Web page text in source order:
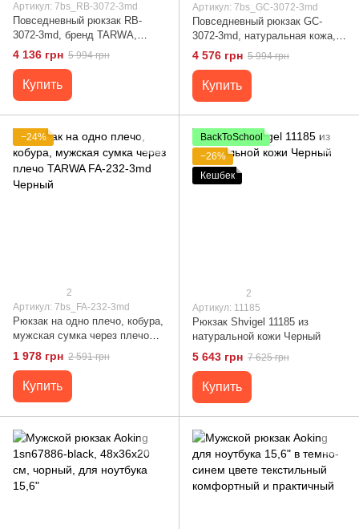
Артикул: 7bs_RB-3072-3md
Повседневный рюкзак RB-
3072-3md, бренд TARWA,
натуральная кожа Crazy Horse
Коричневый
4 136 грн 5 994 грн
Купить
Артикул: 7bs_GC-3072-3md
Повседневный рюкзак GC-
3072-3md, натуральная кожа,
бренд TARWA Коричневый
4 576 грн 5 994 грн
Купить
−24%
2
Артикул: 7bs_FA-232-3md
Рюкзак на одно плечо, кобура,
мужская сумка через плечо
TARWA FA-232-3md Черный
1 978 грн 2 591 грн
Купить
BackToSchool
−26%
Кешбек
2
Артикул: 11185
Рюкзак Shvigel 11185 из
натуральной кожи Черный
5 643 грн 7 625 грн
Купить